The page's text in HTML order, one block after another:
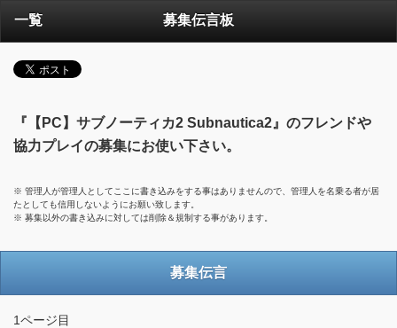
一覧 募集伝言板
『【PC】サブノーティカ2 Subnautica2』のフレンドや
協力プレイの募集にお使い下さい。
※ 管理人が管理人としてここに書き込みをする事はありませんので、管理人を名乗る者が居
たとしても信用しないようにお願い致します。
※ 募集以外の書き込みに対しては削除＆規制する事があります。
募集伝言
1ページ目